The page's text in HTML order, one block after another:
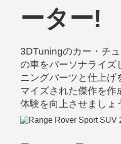
ーター!
3DTuningのカー・チ
の車をパーソナライズ
ニングパーツと仕上げ
マイズされた傑作を作
体験を向上させましょ